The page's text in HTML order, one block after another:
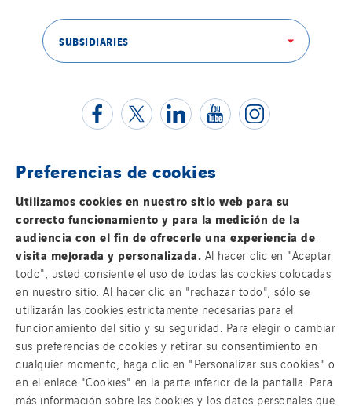
SUBSIDIARIES
Contacta con nosotros
Información legal
Política de privacidad
Accesibilidad
Sistema Interno de Información
Cookies
Preferencias de cookies
Utilizamos cookies en nuestro sitio web para su
correcto funcionamiento y para la medición de la
audiencia con el fin de ofrecerle una experiencia de
visita mejorada y personalizada. Al hacer clic en "Aceptar
todo", usted consiente el uso de todas las cookies colocadas
en nuestro sitio. Al hacer clic en "rechazar todo", sólo se
utilizarán las cookies estrictamente necesarias para el
funcionamiento del sitio y su seguridad. Para elegir o cambiar
sus preferencias de cookies y retirar su consentimiento en
cualquier momento, haga clic en "Personalizar sus cookies" o
en el enlace "Cookies" en la parte inferior de la pantalla. Para
más información sobre las cookies y los datos personales que